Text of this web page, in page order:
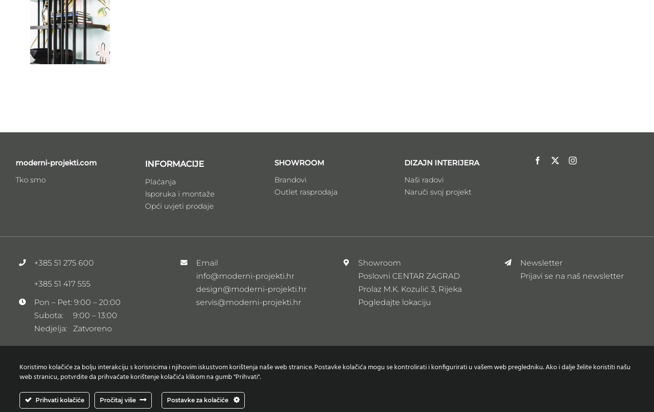
moderni-projekti.com
Tko smo
INFORMACIJE
Plaćanja
Isporuka i montaže
Opći uvjeti prodaje
SHOWROOM
Brandovi
Outlet rasprodaja
DIZAJN INTERIJERA
Naši radovi
Naruči svoj projekt
+385 51 275 600
+385 51 417 555
Pon – Pet: 9:00 – 20:00
Subota: 9:00 – 13:00
Nedjelja: Zatvoreno
Email
info@moderni-projekti.hr
design@moderni-projekti.hr
servis@moderni-projekti.hr
Showroom
Poslovni CENTAR ZAGRAD
Prolaz M.K. Kozulić 3, Rijeka
Pogledajte lokaciju
Newsletter
Prijavi se na naš newsletter
Zaštita osobnih podataka
Copyright © Moderni projekti | Design:
Koristimo kolačiće za bolju interakciju s korisnicima i njihovim iskustvom korištenja naše web stranice. Postavke kolačića mogu se kontrolirati i konfigurirati u vašem web pregledniku. Ako i dalje želite koristiti našu
web stranicu, potvrdite da prihvaćate korištenje kolačića klikom na gumb "Prihvati".
Prihvati kolačiće Pročitaj više Postavke za kolačiće